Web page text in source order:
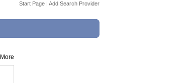
Start Page | Add Search Provider
More